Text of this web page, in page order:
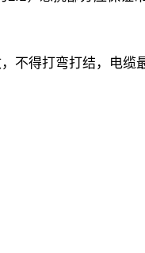
不得打弯打结，电缆